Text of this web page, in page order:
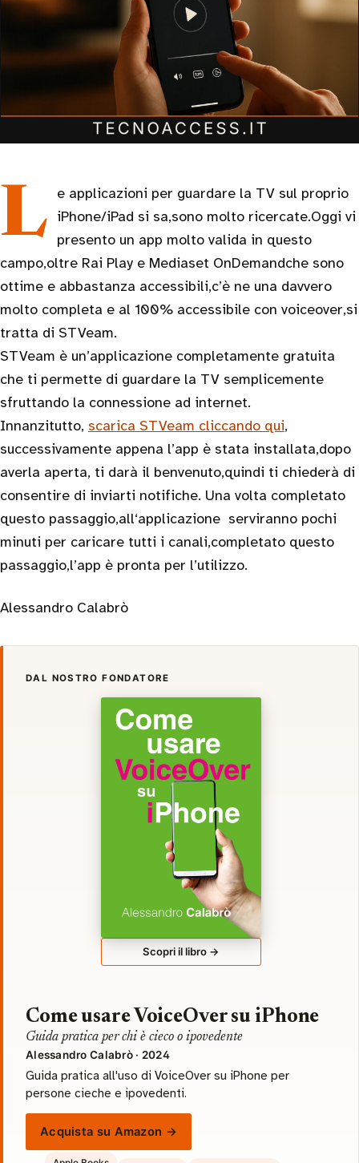
Le applicazioni per guardare la TV sul proprio iPhone/iPad si sa,sono molto ricercate.Oggi vi
presento un app molto valida in questo
campo,oltre Rai Play e Mediaset OnDemandche sono
ottime e abbastanza accessibili,c’è ne una davvero
molto completa e al 100% accessibile con voiceover,si
tratta di STVeam.
STVeam è un’applicazione completamente gratuita
che ti permette di guardare la TV semplicemente
sfruttando la connessione ad internet.
Innanzitutto, scarica STVeam cliccando qui,
successivamente appena l’app è stata installata,dopo
averla aperta, ti darà il benvenuto,quindi ti chiederà di
consentire di inviarti notifiche. Una volta completato
questo passaggio,all‘applicazione serviranno pochi
minuti per caricare tutti i canali,completato questo
passaggio,l’app è pronta per l’utilizzo.
Alessandro Calabrò
DAL NOSTRO FONDATORE
Scopri il libro →
Come usare VoiceOver su iPhone
Guida pratica per chi è cieco o ipovedente
Alessandro Calabrò · 2024
Guida pratica all'uso di VoiceOver su iPhone per
persone cieche e ipovedenti.
Acquista su Amazon →